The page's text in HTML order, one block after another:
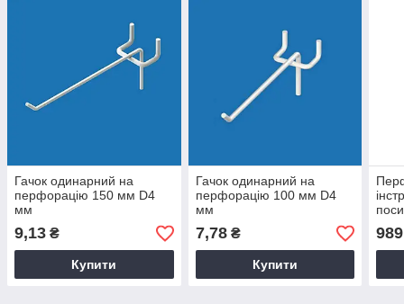
Гачок одинарний на
перфорацію 150 мм D4
мм
9,13 ₴
Купити
Гачок одинарний на
перфорацію 100 мм D4
мм
7,78₴
Купити
989